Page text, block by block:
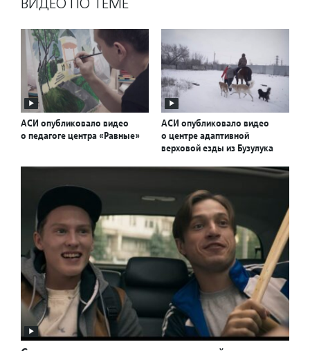
ВИДЕО ПО ТЕМЕ
АСИ опубликовало видео
о педагоге центра «Равные»
АСИ опубликовало видео
о центре адаптивной
верховой езды из Бузулука